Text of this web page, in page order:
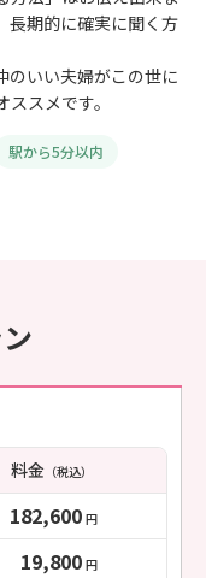
長期的に確実に聞く方
のいい夫婦がこの世に
スメです。
駅から5分以内
料金（税込）
182,600 円
19,800 円